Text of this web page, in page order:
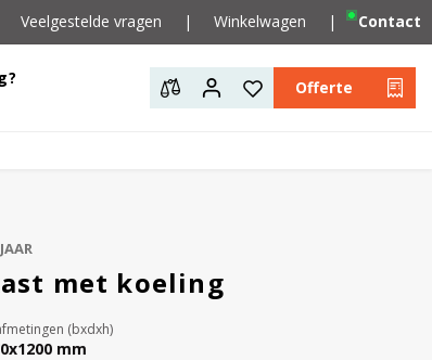
Veelgestelde vragen | Winkelwagen | Contact
Offerte
met koeling
(bxdxh)
mm